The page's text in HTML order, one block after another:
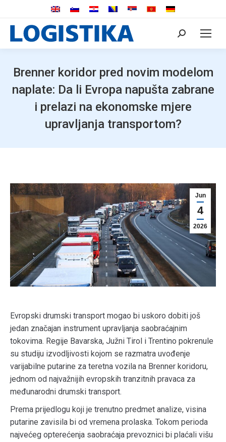
Search:
Brenner koridor pred novim modelom
naplate: Da li Evropa napušta zabrane
i prelazi na ekonomske mjere
upravljanja transportom?
Jun
4
2026
Evropski drumski transport mogao bi uskoro dobiti još
jedan značajan instrument upravljanja saobraćajnim
tokovima. Regije Bavarska, Južni Tirol i Trentino pokrenule
su studiju izvodljivosti kojom se razmatra uvođenje
varijabilne putarine za teretna vozila na Brenner koridoru,
jednom od najvažnijih evropskih tranzitnih pravaca za
međunarodni drumski transport.
Prema prijedlogu koji je trenutno predmet analize, visina
putarine zavisila bi od vremena prolaska. Tokom perioda
najvećeg opterećenja saobraćaja prevoznici bi plaćali višu